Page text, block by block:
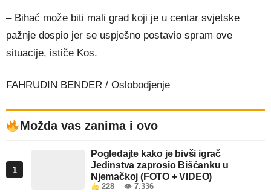
– Bihać može biti mali grad koji je u centar svjetske
pažnje dospio jer se uspješno postavio spram ove
situacije, ističe Kos.
FAHRUDIN BENDER / Oslobodjenje
Možda vas zanima i ovo
1
Pogledajte kako je bivši igrač
Jedinstva zaprosio Bišćanku u
Njemačkoj (FOTO + VIDEO)
228 👁 7.336